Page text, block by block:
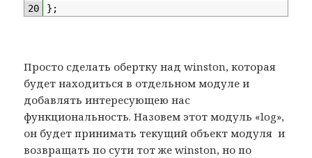
20
} ;
Просто сделать обертку над winston, которая
будет находиться в отдельном модуле и
добавлять интересующею нас
функциональность. Назовем этот модуль «log»,
он будет принимать текущий объект модуля и
возвращать по сути тот же winston, но по